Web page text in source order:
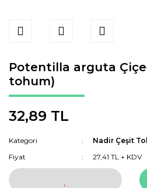
Potentilla arguta
tohum)
32,89 TL
Kategori
Nadir Çeşit
Fiyat
27,41 TL + KDV